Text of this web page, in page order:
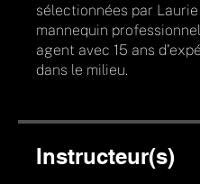
sélectionnées par Laurie
mannequin
agent avec 15 ans
Instructeur(s)